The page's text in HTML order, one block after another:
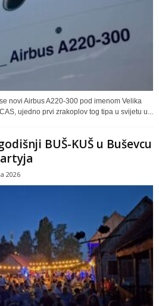
novi Airbus A220-300 pod imenom Velika
ujedno prvi zrakoplov tog tipa u svijetu u...
BUŠ-KUŠ u Buševcu
2026